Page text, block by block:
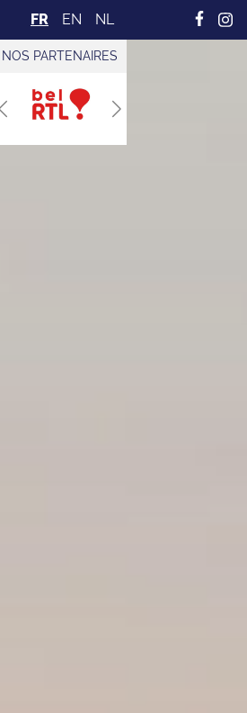
FR EN NL
NOS PARTENAIRES
Previous Next